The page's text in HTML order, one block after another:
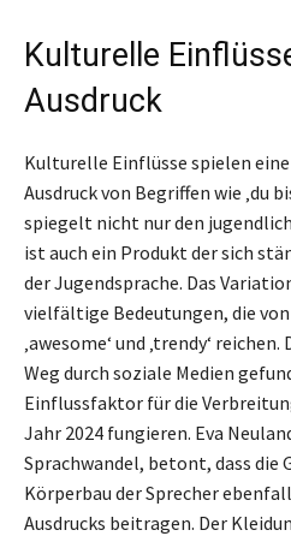
Kulturelle
Ausdruck
Kulturelle Einflüsse spielen
Ausdruck von Begriffen wie ‚du
spiegelt nicht nur den
ist auch ein Produkt der sich
der Jugendsprache. Das
vielfältige Bedeutungen, die von
‚awesome‘ und ‚trendy‘
Weg durch soziale Medien
Einflussfaktor für die
Jahr 2024 fungieren. Eva
Sprachwandel, betont, dass die
Körperbau der Sprecher
Ausdrucks beitragen. Der